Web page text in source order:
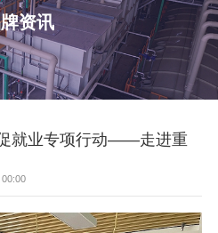
资讯
就业专项行动——走进重